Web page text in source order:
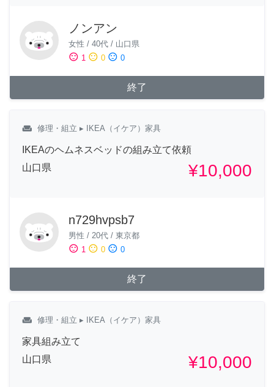
ノンアン
女性 / 40代 / 山口県
sentiment_satisfied 1 sentiment_neutral 0 sentiment_dissatisfied 0
終了
weekend 修理・組立 ▸ IKEA（イケア）家具
IKEAのヘムネスベッドの組み立て依頼
山口県
¥10,000
n729hvpsb7
男性 / 20代 / 東京都
sentiment_satisfied 1 sentiment_neutral 0 sentiment_dissatisfied 0
終了
weekend 修理・組立 ▸ IKEA（イケア）家具
家具組み立て
山口県
¥10,000